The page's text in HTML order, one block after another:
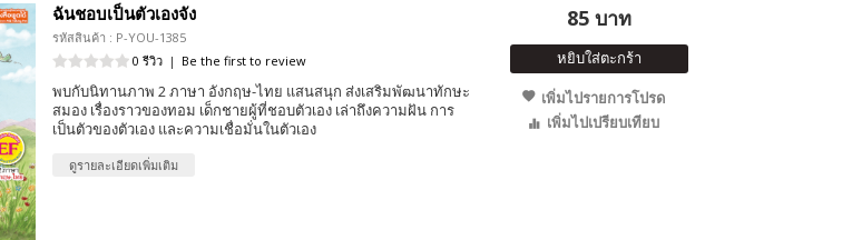
ฉันชอบเป็นตัวเองจัง
รหัสสินค้า : P-YOU-1385
0 รีวิว | Be the first to review
พบกับนิทานภาพ 2 ภาษา อังกฤษ-ไทย แสนสนุก ส่งเสริมพัฒนาทักษะ
สมอง เรื่องราวของทอม เด็กชายผู้ที่ชอบตัวเอง เล่าถึงความฝัน การ
เป็นตัวของตัวเอง และความเชื่อมั่นในตัวเอง
ดูรายละเอียดเพิ่มเติม
85 บาท
หยิบใส่ตะกร้า
เพิ่มไปรายการโปรด
เพิ่มไปเปรียบเทียบ